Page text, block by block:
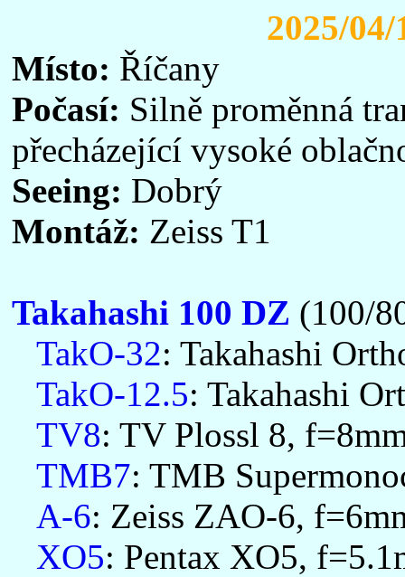
2025/
Místo: Říčany
Počasí: Silně proměnná
přecházející vysoké
Seeing: Dobrý
Montáž: Zeiss T1
Takahashi 100 DZ (100/
TakO-32: Takahashi
TakO-12.5: Takahashi
TV8: TV Plossl 8,
TMB7: TMB
A-6: Zeiss ZAO-6,
XO5: Pentax XO5,